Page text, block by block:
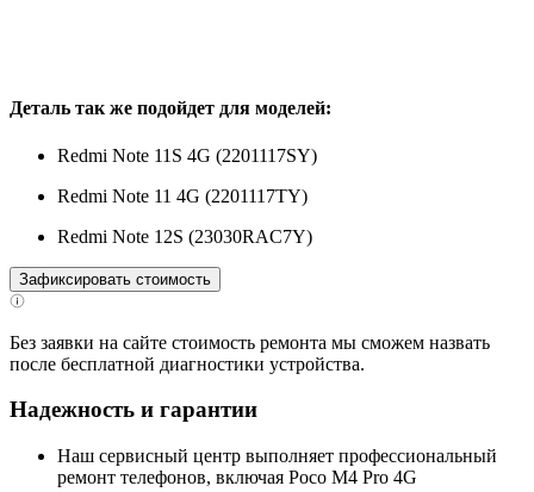
Деталь так же подойдет для моделей:
Redmi Note 11S 4G (2201117SY)
Redmi Note 11 4G (2201117TY)
Redmi Note 12S (23030RAC7Y)
Зафиксировать стоимость
Без заявки на сайте стоимость ремонта мы сможем назвать
после бесплатной диагностики устройства.
Надежность и гарантии
Наш сервисный центр выполняет профессиональный
ремонт телефонов, включая Poco M4 Pro 4G